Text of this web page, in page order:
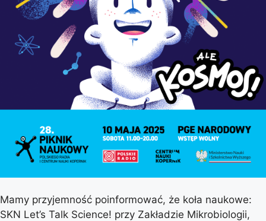
Mamy przyjemność poinformować, że koła naukowe:
SKN Let’s Talk Science! przy Zakładzie Mikrobiologii,